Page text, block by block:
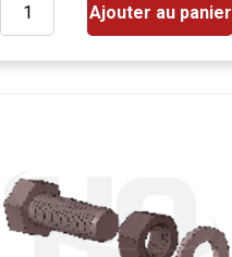
Ajouter au panier